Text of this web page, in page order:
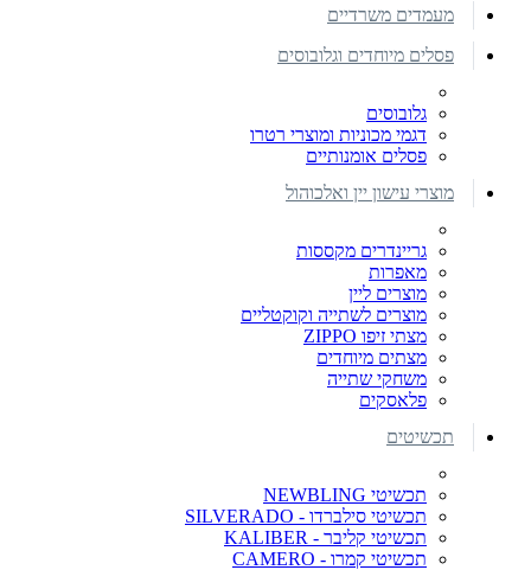
מעמדים משרדיים
פסלים מיוחדים וגלובוסים
גלובוסים
דגמי מכוניות ומוצרי רטרו
פסלים אומנותיים
מוצרי עישון יין ואלכוהול
גריינדרים מקססות
מאפרות
מוצרים ליין
מוצרים לשתייה וקוקטליים
מצתי זיפו ZIPPO
מצתים מיוחדים
משחקי שתייה
פלאסקים
תכשיטים
תכשיטי NEWBLING
תכשיטי סילברדו - SILVERADO
תכשיטי קליבר - KALIBER
תכשיטי קמרו - CAMERO